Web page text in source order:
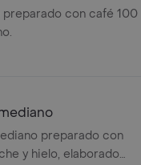
preparado con café 100
preparado con
y hielo, elaborado